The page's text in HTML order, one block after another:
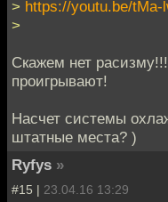
> https://youtu.be/tMa-
>
Скажем нет
проигрывают!
Насчет системы
штатные места? )
Ryfys »
#15 | 23.04.16 13:29